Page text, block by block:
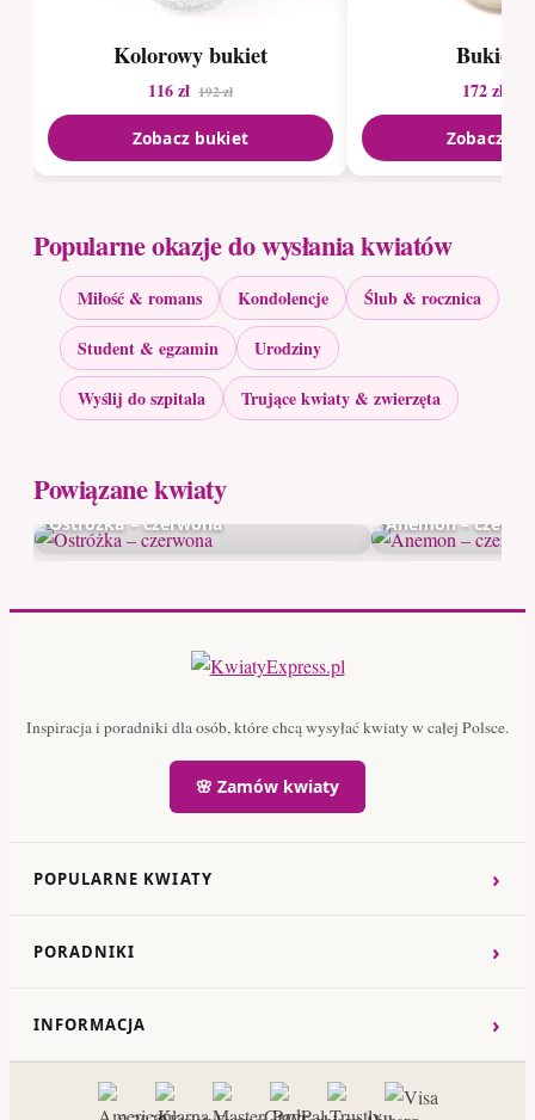
Kolorowy bukiet
116 zł 192 zł
Zobacz bukiet
Bukiet
172 zł
Zobacz
Popularne okazje do wysłania kwiatów
Miłość & romans Kondolencje
Ślub & rocznica
Student & egzamin
Urodziny
Wyślij do szpitala
Trujące kwiaty & zwierzęta
Powiązane kwiaty
Ostróżka – czerwona Anemon –
Inspiracja i poradniki dla osób, które chcą wysyłać kwiaty w całej Polsce.
🌸 Zamów kwiaty
POPULARNE KWIATY ›
PORADNIKI ›
INFORMACJA ›